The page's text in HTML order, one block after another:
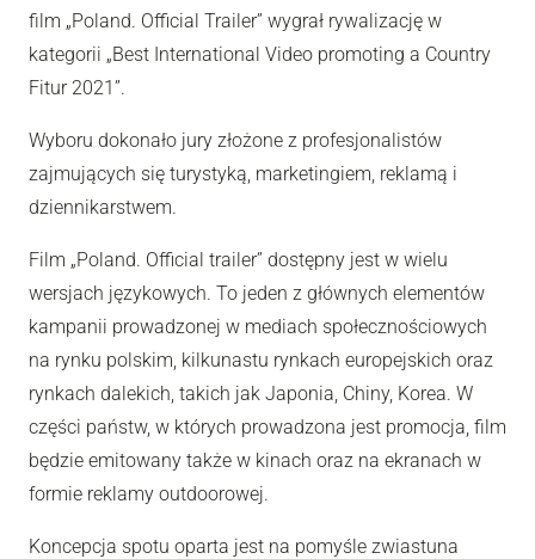
film „Poland. Official Trailer” wygrał rywalizację w
kategorii „Best International Video promoting a Country
Fitur 2021”.
Wyboru dokonało jury złożone z profesjonalistów
zajmujących się turystyką, marketingiem, reklamą i
dziennikarstwem.
Film „Poland. Official trailer” dostępny jest w wielu
wersjach językowych. To jeden z głównych elementów
kampanii prowadzonej w mediach społecznościowych
na rynku polskim, kilkunastu rynkach europejskich oraz
rynkach dalekich, takich jak Japonia, Chiny, Korea. W
części państw, w których prowadzona jest promocja, film
będzie emitowany także w kinach oraz na ekranach w
formie reklamy outdoorowej.
Koncepcja spotu oparta jest na pomyśle zwiastuna